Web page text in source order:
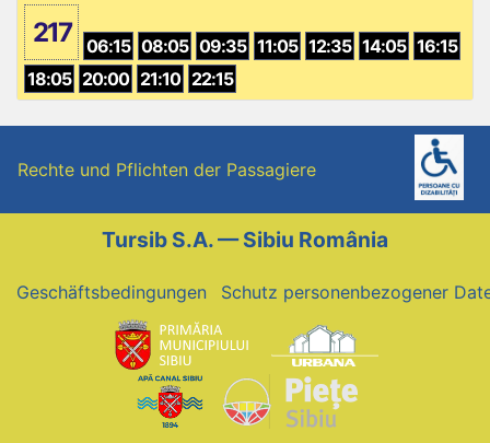
217 06:15 08:05 09:35 11:05 12:35 14:05 16:15
18:05 20:00 21:10 22:15
Rechte und Pflichten der Passagiere
Tursib S.A. — Sibiu România
Geschäftsbedingungen Schutz personenbezogener